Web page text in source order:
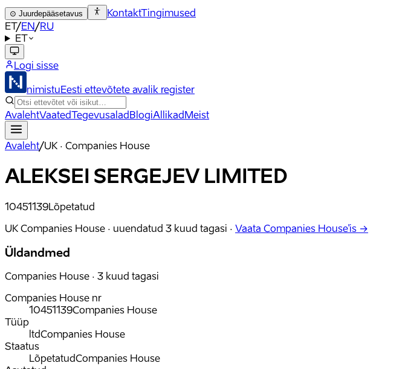
⊙ Juurdepääsetavus KontaktTingimused
ET/EN/RU
ET
Logi sisse
nimistuEesti ettevõtete avalik register
AvalehtVaatedTegevusaladBlogiAllikadMeist
Avaleht/UK · Companies House
ALEKSEI SERGEJEV LIMITED
10451139Lõpetatud
UK Companies House · uuendatud 3 kuud tagasi · Vaata Companies House'is →
Üldandmed
Companies House · 3 kuud tagasi
Companies House nr
10451139Companies House
Tüüp
ltdCompanies House
Staatus
LõpetatudCompanies House